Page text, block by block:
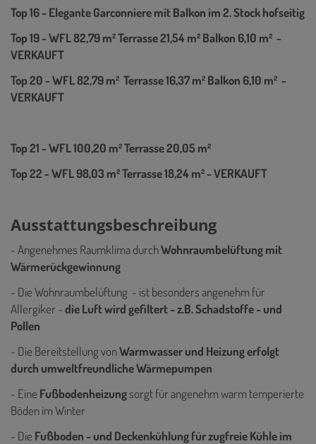
Top 16 - Elegante Garconniere mit Balkon im 2. Stock hofseitig
Top 19 - WFL 82,79 m² Terrasse 21,54 m² Balkon 6,10 m² -
VERKAUFT
Top 20 - WFL 82,79 m² Terrasse 16,37 m² Balkon 6,10 m² -
VERKAUFT
Top 21 - WFL 100,20 m² Terrasse 20,05 m²
Top 22 - WFL 98,03 m² Terrasse 18,24 m² - VERKAUFT
Ausstattungsbeschreibung
- Angenehmes Raumklima durchWohnraumbelüftung mit
Wärmerückgewinnung
- Die Wohnraumbelüftung - ist besonders angenehm für
Allergiker -die Luft wird gefiltert - z.B. Schadstoffe - und
Pollen
- Die Bereitstellung vonWarmwasser und Heizung erfolgt
durch umweltfreundliche Wärmepumpen
- Eine Fußbodenheizungsorgt für angenehm warm temperierte
Böden im Winter
- Die Fußboden - und Deckenkühlung für zugfreie Kühle im